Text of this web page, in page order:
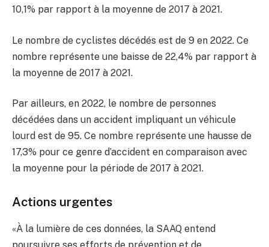
10,1% par rapport à la moyenne de 2017 à 2021.
Le nombre de cyclistes décédés est de 9 en 2022. Ce
nombre représente une baisse de 22,4% par rapport à
la moyenne de 2017 à 2021.
Par ailleurs, en 2022, le nombre de personnes
décédées dans un accident impliquant un véhicule
lourd est de 95. Ce nombre représente une hausse de
17,3% pour ce genre d’accident en comparaison avec
la moyenne pour la période de 2017 à 2021.
Actions urgentes
«À la lumière de ces données, la SAAQ entend
poursuivre ses efforts de prévention et de